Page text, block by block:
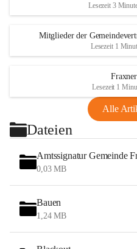
Lesezeit 3
Mitglieder der
Lesezeit 1
Lesezeit 1
Alle
Dateien
Amtssignatur Gemeinde
0,03 MB
Bauen
1,24 MB